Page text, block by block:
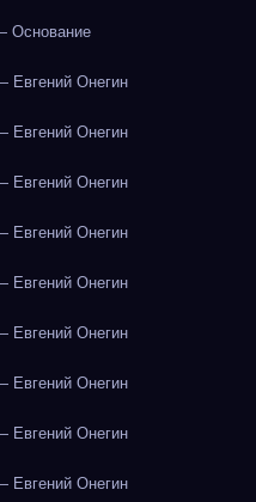
Основание
Евгений Онегин
Евгений Онегин
Евгений Онегин
Евгений Онегин
Евгений Онегин
Евгений Онегин
Евгений Онегин
Евгений Онегин
Евгений Онегин